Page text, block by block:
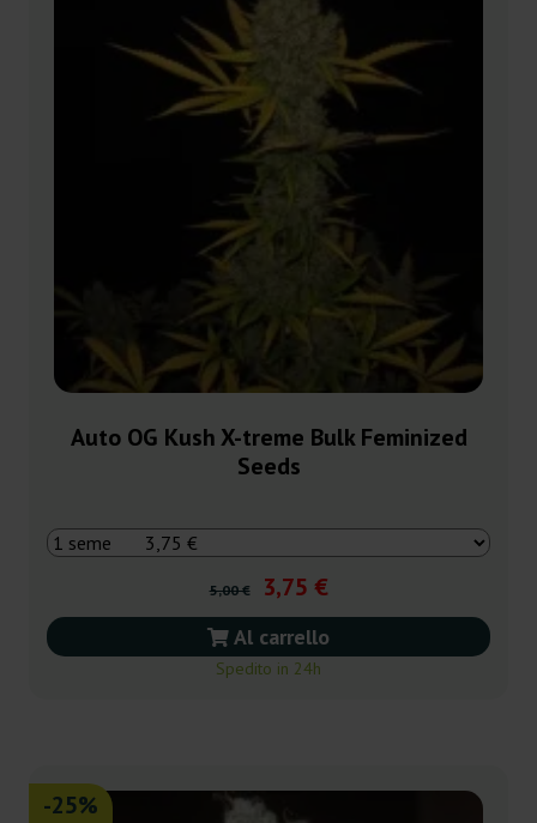
Auto OG Kush X-treme Bulk Feminized
Seeds
5,00 € 3,75 €
Al carrello
Spedito in 24h
-25%